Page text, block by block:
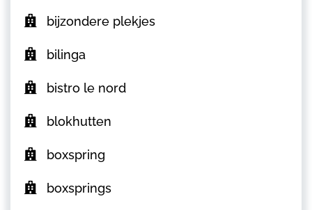
bijzondere plekjes
bilinga
bistro le nord
blokhutten
boxspring
boxsprings